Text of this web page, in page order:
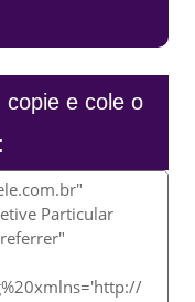
copie e cole o